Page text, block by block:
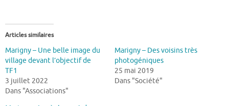
Articles similaires
Marigny – Une belle image du
village devant l’objectif de
TF1
3 juillet 2022
Dans "Associations"
Marigny – Des voisins très
photogéniques
25 mai 2019
Dans "Société"